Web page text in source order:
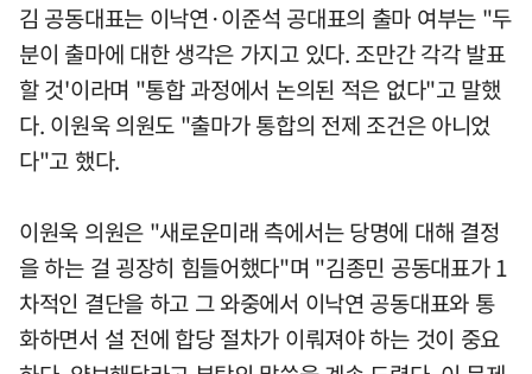
김 공동대표는 이낙연·이준석 공대표의 출마 여부는 "두
분이 출마에 대한 생각은 가지고 있다. 조만간 각각 발표
할 것'이라며 "통합 과정에서 논의된 적은 없다"고 말했
다. 이원욱 의원도 "출마가 통합의 전제 조건은 아니었
다"고 했다.
이원욱 의원은 "새로운미래 측에서는 당명에 대해 결정
을 하는 걸 굉장히 힘들어했다"며 "김종민 공동대표가 1
차적인 결단을 하고 그 와중에서 이낙연 공동대표와 통
화하면서 설 전에 합당 절차가 이뤄져야 하는 것이 중요